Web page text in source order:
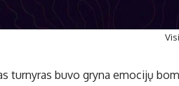
turnyras buvo gryna emocijų